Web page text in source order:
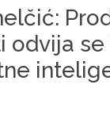
odvija